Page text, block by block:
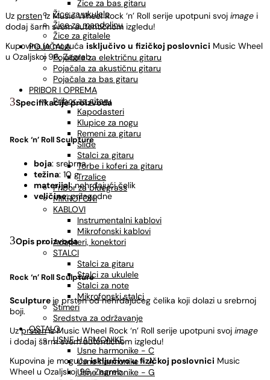
Žice za bas gitaru
Žice za ukulele
Žice za mandolinu
Žice za gitalele
POJAČALA
Pojačala za električnu gitaru
Pojačala za akustičnu gitaru
Pojačala za bas gitaru
PRIBOR I OPREMA
Pribor za gitaru
Kapodasteri
Klupice za nogu
Remeni za gitaru
Slide
Stalci za gitaru
Torbe i koferi za gitaru
Trzalice
Pribor za bluegrass
MIKROFONI
KABLOVI
Instrumentalni kablovi
Mikrofonski kablovi
Adapteri, konektori
STALCI
Stalci za gitaru
Stalci za ukulele
Stalci za note
Mikrofonski stalci
Štimeri
Sredstva za održavanje
OSTALO
USNE HARMONIKE
Usne harmonike - C
Usne harmonike - A
Usne harmonike - G
Uz prsteniz Music Wheel Rock ‘n’ Roll serije upotpuni svoj image i
dodaj šarm svom autentičnom izgledu!
Kupovina je moguća isključivo u fizičkoj poslovnici Music Wheel
u Ozaljskoj 96, Zagreb.
Specifikacije proizvoda
Rock ‘n’ RollSculpture
boja: srebrna
težina: 10 g
materijal: nehrđajući čelik
veličine: prilagodne
Opis proizvoda
Rock ‘n’ RollSculpture
Sculpture je prsten od nehrđajućeg čelika koji dolazi u srebrnoj
boji.
Uzprsteniz Music Wheel Rock ‘n’ Roll serije upotpuni svoj image
i dodaj šarm svom autentičnom izgledu!
Kupovina je mogućaisključivo u fizičkoj poslovnici Music
Wheel u Ozaljskoj 96, Zagreb.